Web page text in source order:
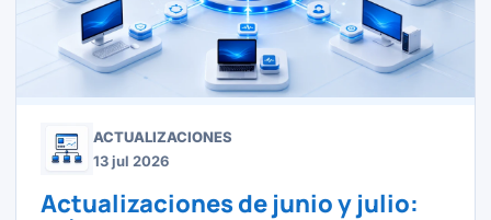
ACTUALIZACIONES
13 jul 2026
Actualizaciones de junio y julio: